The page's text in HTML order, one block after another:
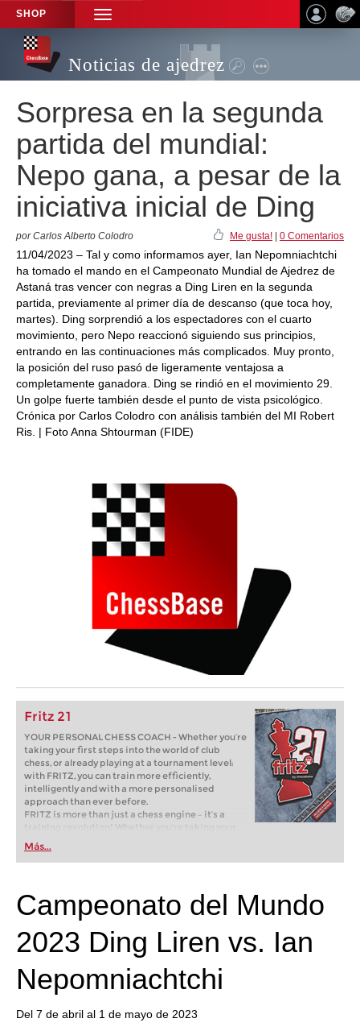
SHOP
TOGGLE
NAVIGATION
Noticias de ajedrez
Sorpresa en la segunda
partida del mundial:
Nepo gana, a pesar de la
iniciativa inicial de Ding
por Carlos Alberto Colodro Me gusta! 0 Comentarios
11/04/2023 – Tal y como informamos ayer, Ian Nepomniachtchi
ha tomado el mando en el Campeonato Mundial de Ajedrez de
Astaná tras vencer con negras a Ding Liren en la segunda
partida, previamente al primer día de descanso (que toca hoy,
martes). Ding sorprendió a los espectadores con el cuarto
movimiento, pero Nepo reaccionó siguiendo sus principios,
entrando en las continuaciones más complicados. Muy pronto,
la posición del ruso pasó de ligeramente ventajosa a
completamente ganadora. Ding se rindió en el movimiento 29.
Un golpe fuerte también desde el punto de vista psicológico.
Crónica por Carlos Colodro con análisis también del MI Robert
Ris. | Foto Anna Shtourman (FIDE)
Fritz 21
YOUR PERSONAL CHESS COACH - Whether you’re
taking your first steps into the world of club
chess, or already playing at a tournament level:
with FRITZ, you can train more efficiently,
intelligently and with a more personalised
approach than ever before.
FRITZ is more than just a chess engine – it’s a
training revolution! Whether you’re taking your
first steps into the world of club chess, or already
playing at a tournament level: with FRITZ, you can
train more efficiently, intelligently and with a
Más...
Campeonato del Mundo
2023 Ding Liren vs. Ian
Nepomniachtchi
Del 7 de abril al 1 de mayo de 2023